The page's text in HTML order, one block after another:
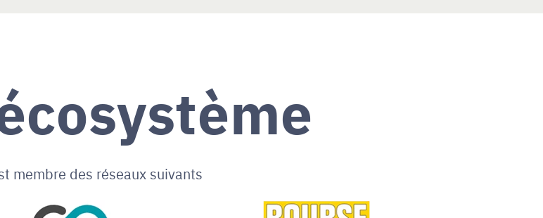
membre des réseaux suivants